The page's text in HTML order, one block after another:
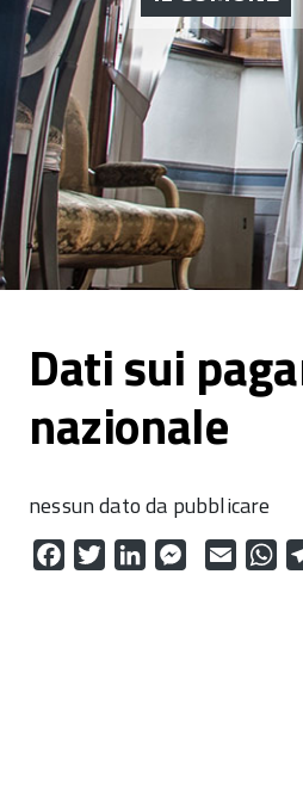
Dati sui
nazionale
nessun dato da pubblicare
FacebookTwitterLinkedInMessenger
Email